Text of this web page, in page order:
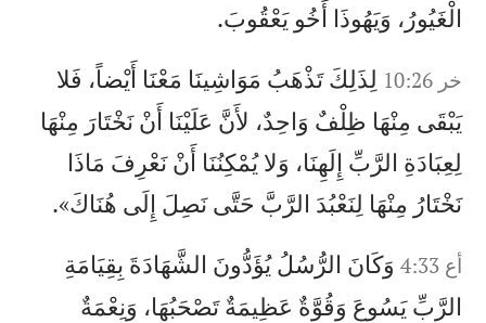
الْغَيُورُ، وَيَهُوذَا أَخُو يَعْقُوبَ.
خر 10:26
لِذَلِكَ تَذْهَبُ مَوَاشِينَا مَعْنَا أَيْضاً، فَلا
يَبْقَى مِنْهَا ظِلْفٌ وَاحِدٌ، لأَنَّ عَلَيْنَا أَنْ نَخْتَارَ مِنْهَا
لِعِبَادَةِ الرَّبِّ إِلَهِنَا، وَلا يُمْكِنُنَا أَنْ نَعْرِفَ مَاذَا
نَخْتَارُ مِنْهَا لِنَعْبُدَ الرَّبَّ حَتَّى نَصِلَ إِلَى هُنَاكَ».
أع 4:33
وَكَانَ الرُّسُلُ يُؤَدُّونَ الشَّهَادَةَ بِقِيَامَةِ
الرَّبِّ يَسُوعَ وَقُوَّةٌ عَظِيمَةٌ تَصْحَبُهَا، وَنِعْمَةٌ